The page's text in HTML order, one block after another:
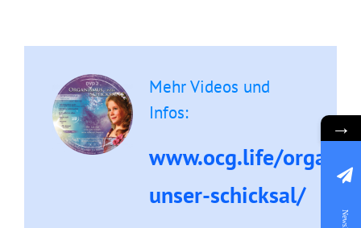
Mehr Videos und
Infos:
www.ocg.life/
unser-schicksal/
→